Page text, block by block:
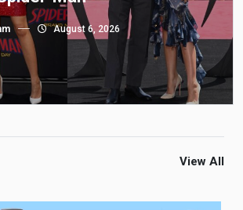
August 6, 2026
View All